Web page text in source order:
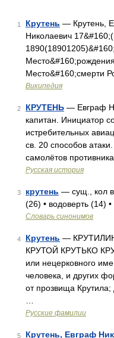
1 Крутень — Крутень,
Николаевич
Место&#160;смерти
Википедия
2 КРУТЕНЬ — Евграф
капитан. Инициатор
истребительных
св. 20 способов
самолётов
Русская история
3 крутень — сущ., кол
(26) • водоверть (14) •
Словарь синонимов
4 Крутень —
КРУТОЙ КРУТЬКО
или нецерковного
человека, и других
от прозвища Крутила;
Русские фамилии
5 Крутень, Евграф